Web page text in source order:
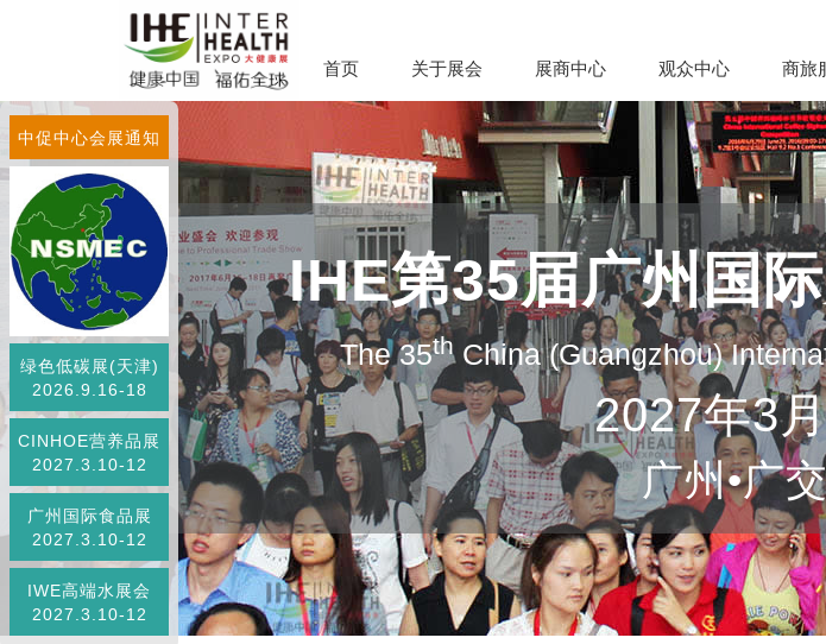
首页 关于展会 展商中心 观众中心 商旅
IHE第35届广州国
The 35thChina (Guangzhou)
2027年3
广州•广
中促中心会展通知
绿色低碳展(天津)
2026.9.16-18
CINHOE营养品展
2027.3.10-12
广州国际食品展
2027.3.10-12
IWE高端水展会
2027.3.10-12